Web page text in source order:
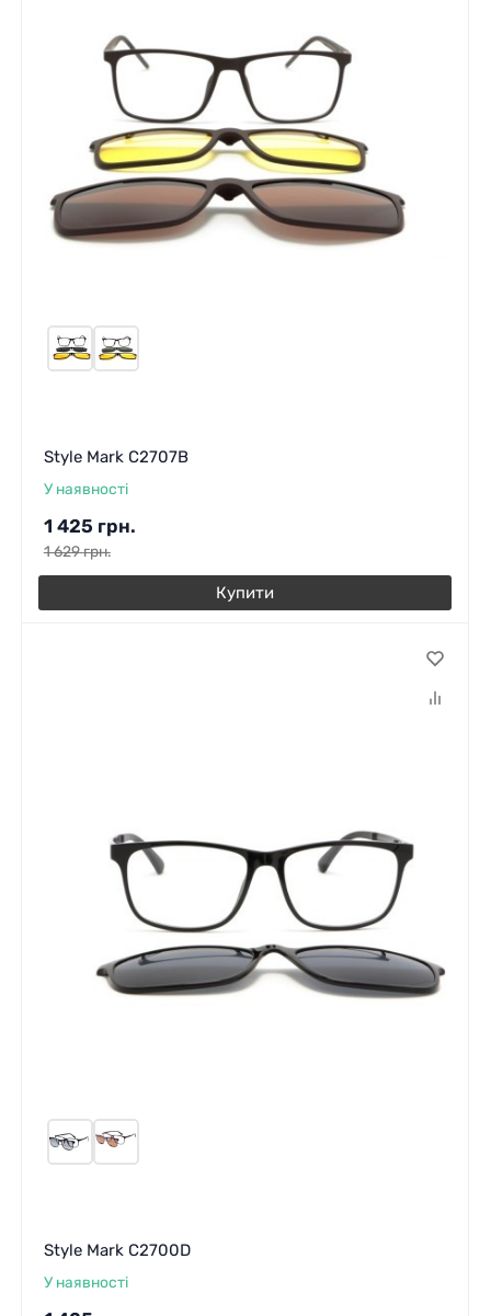
Style Mark C2707B
У наявності
1 425 грн.
1 629грн.
Купити
Style Mark C2700D
У наявності